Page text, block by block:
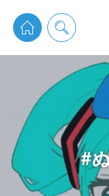
pixiv Sketchは2024年5月
通知を
pixiv
#